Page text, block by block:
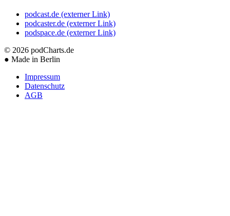
podcast.de (externer Link)
podcaster.de (externer Link)
podspace.de (externer Link)
© 2026 podCharts.de
● Made in Berlin
Impressum
Datenschutz
AGB